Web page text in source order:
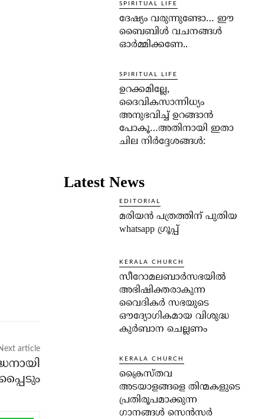
article
SPIRITUAL LIFE
ദേഷ്യം വരുന്നുണ്ടോ… ഈ
ബൈബിള്‍ വചനങ്ങള്‍
ഓര്‍മ്മിക്കണേ..
SPIRITUAL LIFE
ഉറക്കമില്ലേ,
ദൈവികസാന്നിധ്യം
അനുഭവിച്ച് ഉറങ്ങാന്‍
പോകൂ…അതിനായി ഇതാ
ചില നിര്‍ദ്ദേശങ്ങള്‍:
Latest News
EDITORIAL
മരിയൻ പത്രത്തിന് പുതിയ
whatsapp ഗ്രൂപ്പ്
KERALA CHURCH
സീറോമലബാർസഭയിൽ
അഭിഷിക്തരാകുന്ന
വൈദികർ സഭയുടെ
ഔദ്യോഗികമായ വിശുദ്ധ
കുർബാന ചെല്ലണം
KERALA CHURCH
ക്രൈസ്തവ
അടയാളങ്ങളെ തിന്മകളുടെ
പ്രതിരൂപമാക്കുന്ന
ഗാനങ്ങൾ സെൻസർ